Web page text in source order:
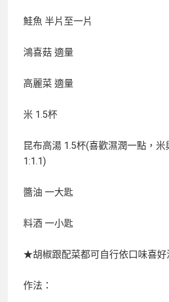
鮭魚 半片至一片
鴻喜菇 適量
高麗菜 適量
米 1.5杯
昆布高湯 1.5杯(喜歡濕潤一點，米
1:1.1)
醬油 一大匙
料酒 一小匙
★胡椒跟配菜都可自行依口味喜好
作法：